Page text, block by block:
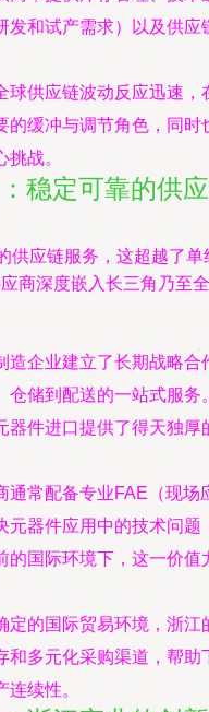
发和试产需求）以及供应
球供应链波动反应迅速，
的缓冲与调节角色，同时
战。
稳定可靠的供应
供应链服务，这超越了单
商深度嵌入长三角乃至全
造企业建立了长期战略合
仓储到配送的一站式服务
器件进口提供了得天独厚
通常配备专业FAE（现场
元器件应用中的技术问题
的国际环境下，这一价值
定的国际贸易环境，浙江
和多元化采购渠道，帮助
续性。